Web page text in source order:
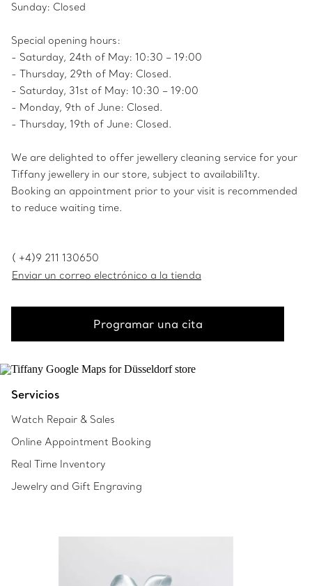
Sunday: Closed
Special opening hours:
- Saturday, 24th of May: 10:30 – 19:00
- Thursday, 29th of May: Closed.
- Saturday, 31st of May: 10:30 – 19:00
- Monday, 9th of June: Closed.
- Thursday, 19th of June: Closed.
We are delighted to offer jewellery cleaning service for your
Tiffany jewellery in our store, subject to availabili1ty.
Booking an appointment prior to your visit is recommended
to reduce waiting time.
( +4)9 211 130650
Enviar un correo electrónico a la tienda
Programar una cita
Servicios
Watch Repair & Sales
Online Appointment Booking
Real Time Inventory
Jewelry and Gift Engraving